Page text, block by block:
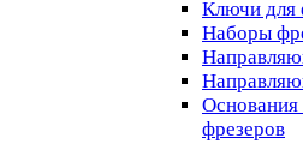
Ключи для
Наборы
Основания
фрезеров